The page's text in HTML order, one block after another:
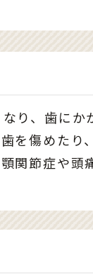
り、歯にか
を傷めたり
関節症や頭